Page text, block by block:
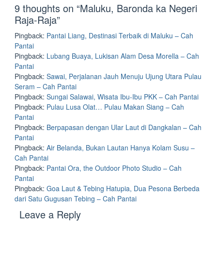
9 thoughts on “Maluku, Baronda ka Negeri
Raja-Raja”
Pingback: Pantai Liang, Destinasi Terbaik di Maluku – Cah
Pantai
Pingback: Lubang Buaya, Lukisan Alam Desa Morella – Cah
Pantai
Pingback: Sawai, Perjalanan Jauh Menuju Ujung Utara Pulau
Seram – Cah Pantai
Pingback: Sungai Salawai, Wisata Ibu-Ibu PKK – Cah Pantai
Pingback: Pulau Lusa Olat… Pulau Makan Siang – Cah
Pantai
Pingback: Berpapasan dengan Ular Laut di Dangkalan – Cah
Pantai
Pingback: Air Belanda, Bukan Lautan Hanya Kolam Susu –
Cah Pantai
Pingback: Pantai Ora, the Outdoor Photo Studio – Cah
Pantai
Pingback: Goa Laut & Tebing Hatupia, Dua Pesona Berbeda
dari Satu Gugusan Tebing – Cah Pantai
Leave a Reply